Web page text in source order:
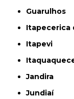
Guarulhos
Itapecerica
Itapevi
Jandira
Jundiaí